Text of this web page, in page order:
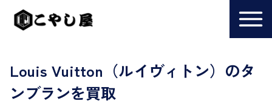
Louis Vuitton（ルイヴィトン）のタ
ンブランを買取